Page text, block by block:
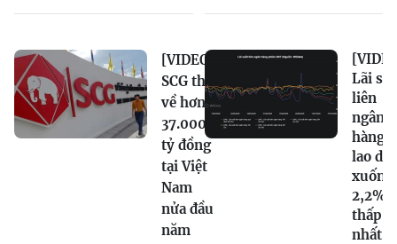
[VIDEO]
SCG thu
về hơn
37.000
tỷ đồng
tại Việt
Nam
nửa đầu
năm
Lãi
liên
ngân
hàng
lao dốc
xuống
2,2%,
thấp
nhất